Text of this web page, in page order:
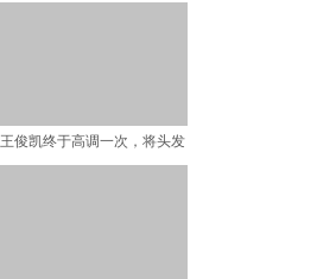
王俊凯终于高调一次，将头发